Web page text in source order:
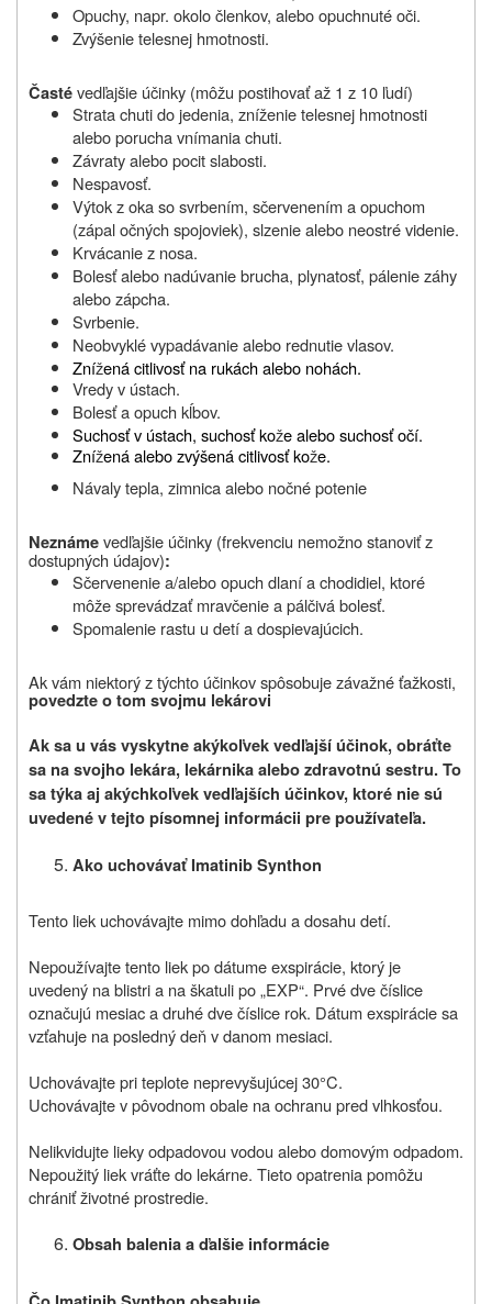
Opuchy, napr. okolo členkov, alebo opuchnuté oči.
Zvýšenie telesnej hmotnosti.
Častévedľajšie účinky (môžu postihovať až 1 z 10 ľudí)
Strata chuti do jedenia, zníženie telesnej hmotnosti
alebo porucha vnímania chuti.
Závraty alebo pocit slabosti.
Nespavosť.
Výtok z oka so svrbením, sčervenením a opuchom
(zápal očných spojoviek), slzenie alebo neostré videnie.
Krvácanie z nosa.
Bolesť alebo nadúvanie brucha, plynatosť, pálenie záhy
alebo zápcha.
Svrbenie.
Neobvyklé vypadávanie alebo rednutie vlasov.
Znížená citlivosť na rukách alebo nohách.
Vredy v ústach.
Bolesť a opuch kĺbov.
Suchosť v ústach, suchosť kože alebo suchosť očí.
Znížená alebo zvýšená citlivosť kože.
Návaly tepla, zimnica alebo nočné potenie
Neznámevedľajšie účinky (frekvenciu nemožno stanoviť z
dostupných údajov):
Sčervenenie a/alebo opuch dlaní a chodidiel, ktoré
môže sprevádzať mravčenie a pálčivá bolesť.
Spomalenie rastu u detí a dospievajúcich.
Ak vám niektorý z týchto účinkov spôsobuje závažné ťažkosti,
povedzte o tom svojmu lekárovi
Ak sa u vás vyskytne akýkoľvek vedľajší účinok, obráťte
sa na svojho lekára, lekárnika alebo zdravotnú sestru. To
sa týka aj akýchkoľvek vedľajších účinkov, ktoré nie sú
uvedené v tejto písomnej informácii pre používateľa.
Ako uchovávať Imatinib Synthon
Tento liek uchovávajte mimo dohľadu a dosahu detí.
Nepoužívajte tento liek po dátume exspirácie, ktorý je
uvedený na blistri a na škatuli po „EXP“. Prvé dve číslice
označujú mesiac a druhé dve číslice rok. Dátum exspirácie sa
vzťahuje na posledný deň v danom mesiaci.
Uchovávajte pri teplote neprevyšujúcej 30°C.
Uchovávajte v pôvodnom obale na ochranu pred vlhkosťou.
Nelikvidujte lieky odpadovou vodou alebo domovým odpadom.
Nepoužitý liek vráťte do lekárne. Tieto opatrenia pomôžu
chrániť životné prostredie.
Obsah balenia a ďalšie informácie